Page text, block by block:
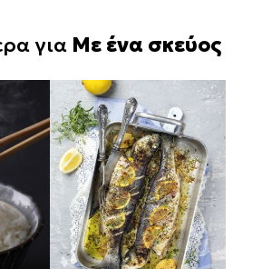
για Με ένα σκεύος